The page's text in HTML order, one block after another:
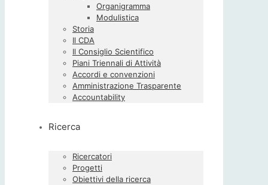
Organigramma
Modulistica
Storia
Il CDA
Il Consiglio Scientifico
Piani Triennali di Attività
Accordi e convenzioni
Amministrazione Trasparente
Accountability
Ricerca
Ricercatori
Progetti
Obiettivi della ricerca